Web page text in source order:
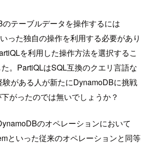
テーブルデータを操作するには
った独自の操作を利用する必要があり
を利用した操作方法を選択するこ
。PartiQLはSQL互換のクエリ言語な
がある人が新たにDynamoDBに挑戦
がったのでは無いでしょうか？
のオペレーションにおいて
といった従来のオペレーションと同等